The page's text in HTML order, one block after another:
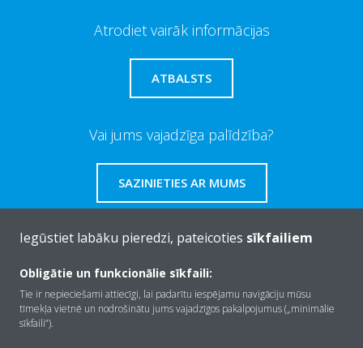
Atrodiet vairāk informācijas
ATBALSTS
Vai jums vajadzīga palīdzība?
SAZINIETIES AR MUMS
Par Daikin
Iegūstiet labāku pieredzi, pateicoties sīkfailiem
Obligātie un funkcionālie sīkfaili:
Tie ir nepieciešami attiecīgi, lai padarītu iespējamu navigāciju mūsu
tīmekļa vietnē un nodrošinātu jums vajadzīgos pakalpojumus („minimālie
sīkfaili”).